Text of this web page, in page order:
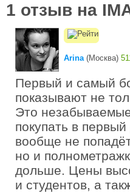
1 отзыв на
Arina(Москва)
Первый и самый
показывают не
Это
покупать в
вообще не
но и
дольше. Цены
и студентов, а